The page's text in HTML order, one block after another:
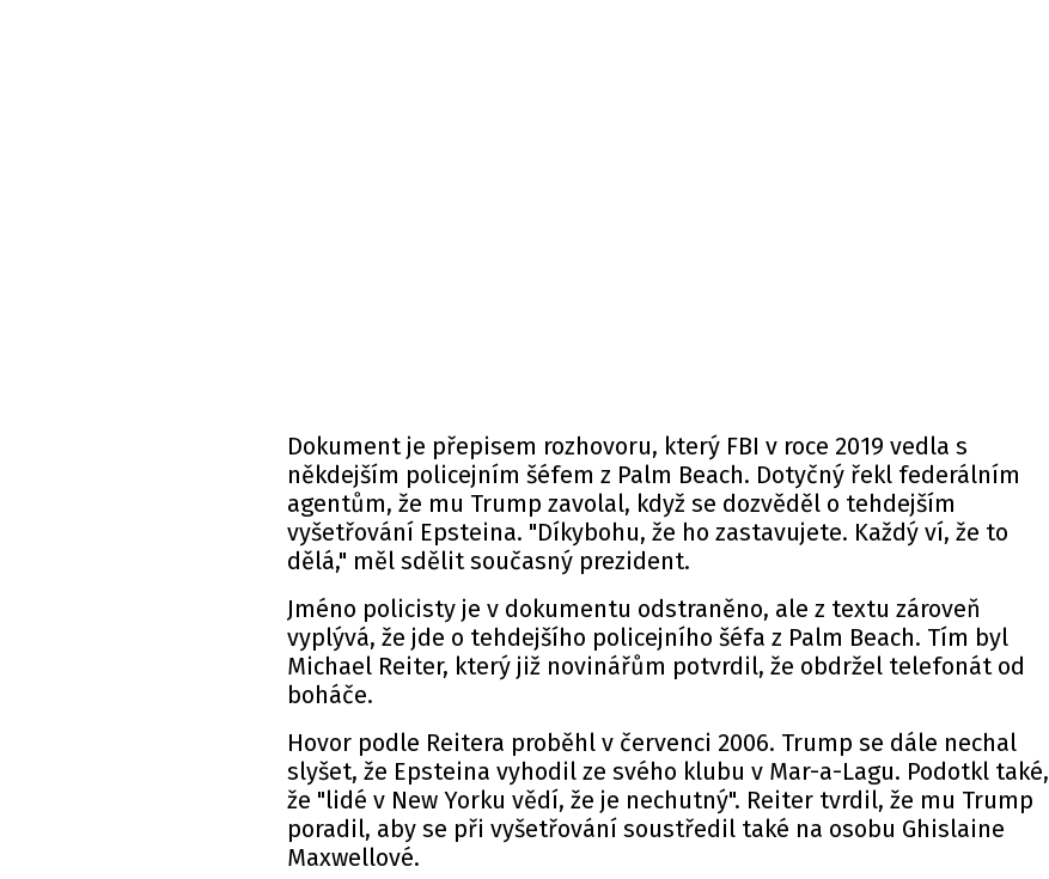
Dokument je přepisem rozhovoru, který FBI v roce 2019 vedla s
někdejším policejním šéfem z Palm Beach. Dotyčný řekl federálním
agentům, že mu Trump zavolal, když se dozvěděl o tehdejším
vyšetřování Epsteina. "Díkybohu, že ho zastavujete. Každý ví, že to
dělá," měl sdělit současný prezident.
Jméno policisty je v dokumentu odstraněno, ale z textu zároveň
vyplývá, že jde o tehdejšího policejního šéfa z Palm Beach. Tím byl
Michael Reiter, který již novinářům potvrdil, že obdržel telefonát od
boháče.
Hovor podle Reitera proběhl v červenci 2006. Trump se dále nechal
slyšet, že Epsteina vyhodil ze svého klubu v Mar-a-Lagu. Podotkl také,
že "lidé v New Yorku vědí, že je nechutný". Reiter tvrdil, že mu Trump
poradil, aby se při vyšetřování soustředil také na osobu Ghislaine
Maxwellové.